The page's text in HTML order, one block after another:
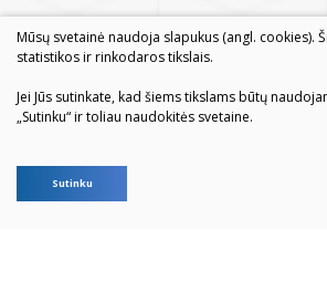
Mūsų svetainė naudoja slapukus (angl. cookies).
statistikos ir rinkodaros tikslais.
Jei Jūs sutinkate, kad šiems tikslams būtų
„Sutinku“ ir toliau naudokitės svetaine.
Sutinku